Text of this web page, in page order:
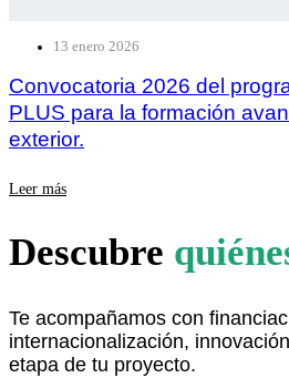
13 enero 2026
Convocatoria 2026 del
PLUS para la formación
exterior.
Leer más
Descubre
Te acompañamos con
internacionalización,
etapa de tu proyecto.